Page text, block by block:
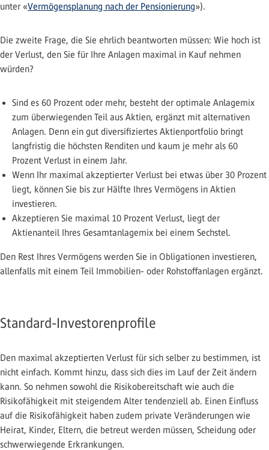
unter «Vermögensplanung nach der Pensionierung»).
Die zweite Frage, die Sie ehrlich beantworten müssen: Wie hoch ist
der Verlust, den Sie für Ihre Anlagen maximal in Kauf nehmen
würden?
Sind es 60 Prozent oder mehr, besteht der optimale Anlagemix
zum überwiegenden Teil aus Aktien, ergänzt mit alternativen
Anlagen. Denn ein gut diversifiziertes Aktienportfolio bringt
langfristig die höchsten Renditen und kaum je mehr als 60
Prozent Verlust in einem Jahr.
Wenn Ihr maximal akzeptierter Verlust bei etwas über 30 Prozent
liegt, können Sie bis zur Hälfte Ihres Vermögens in Aktien
investieren.
Akzeptieren Sie maximal 10 Prozent Verlust, liegt der
Aktienanteil Ihres Gesamtanlagemix bei einem Sechstel.
Den Rest Ihres Vermögens werden Sie in Obligationen investieren,
allenfalls mit einem Teil Immobilien- oder Rohstoffanlagen ergänzt.
Standard-Investorenprofile
Den maximal akzeptierten Verlust für sich selber zu bestimmen, ist
nicht einfach. Kommt hinzu, dass sich dies im Lauf der Zeit ändern
kann. So nehmen sowohl die Risikobereitschaft wie auch die
Risikofähigkeit mit steigendem Alter tendenziell ab. Einen Einfluss
auf die Risikofähigkeit haben zudem private Veränderungen wie
Heirat, Kinder, Eltern, die betreut werden müssen, Scheidung oder
schwerwiegende Erkrankungen.